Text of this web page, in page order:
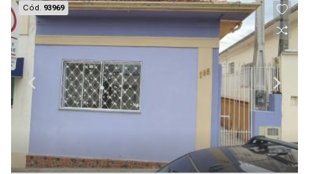
Cód. 93969